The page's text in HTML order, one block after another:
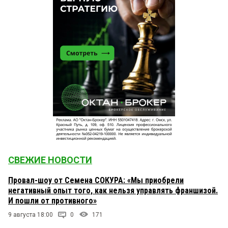
Алëша 19 августа 2025 в 14:39:
Кто то кому-то занëс.
киви 19 августа 2025 в 14:14:
То есть стройка законна и будет продолжена?
СВЕЖИЕ НОВОСТИ
Провал-шоу от Семена СОКУРА: «Мы приобрели
негативный опыт того, как нельзя управлять франшизой.
И пошли от противного»
9 августа 18:00 0 171